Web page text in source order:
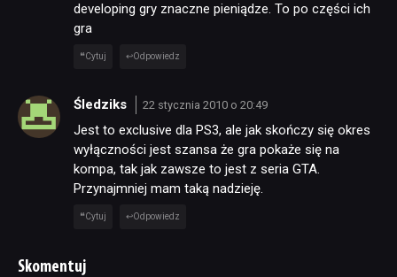
developing gry znaczne pieniądze. To po części ich
gra
Cytuj Odpowiedz
Śledziks 22 stycznia 2010 o 20:49
Jest to exclusive dla PS3, ale jak skończy się okres
wyłączności jest szansa że gra pokaże się na
kompa, tak jak zawsze to jest z seria GTA.
Przynajmniej mam taką nadzieję.
Cytuj Odpowiedz
Skomentuj